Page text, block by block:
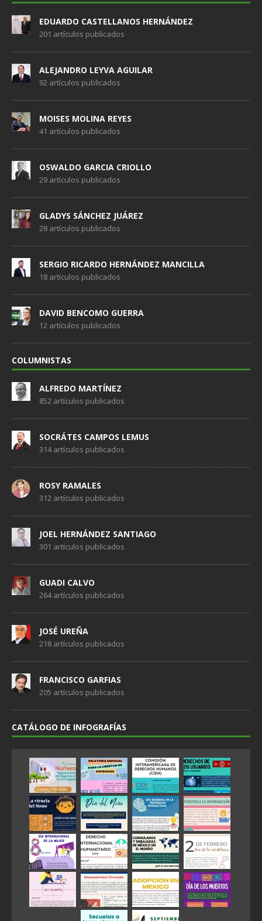
EDUARDO CASTELLANOS HERNÁNDEZ
201 artículos publicados
ALEJANDRO LEYVA AGUILAR
92 artículos publicados
MOISES MOLINA REYES
41 artículos publicados
OSWALDO GARCIA CRIOLLO
29 artículos publicados
GLADYS SÁNCHEZ JUÁREZ
28 artículos publicados
SERGIO RICARDO HERNÁNDEZ MANCILLA
18 artículos publicados
DAVID BENCOMO GUERRA
12 artículos publicados
COLUMNISTAS
ALFREDO MARTÍNEZ
852 artículos publicados
SOCRÁTES CAMPOS LEMUS
314 artículos publicados
ROSY RAMALES
312 artículos publicados
JOEL HERNÁNDEZ SANTIAGO
301 artículos publicados
GUADI CALVO
264 artículos publicados
JOSÉ UREÑA
218 artículos publicados
FRANCISCO GARFIAS
205 artículos publicados
CATÁLOGO DE INFOGRAFÍAS